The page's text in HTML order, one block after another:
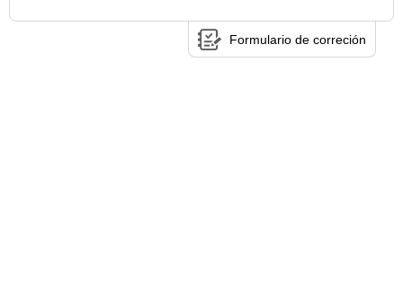
Formulario de correción